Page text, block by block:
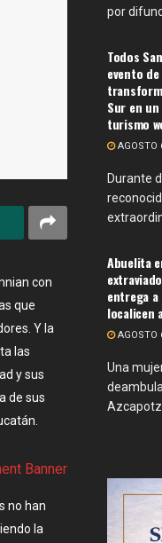
con
que
Y la
las
y sus
de sus
no han
la
por
Todos
evento
Sur en
turismo
AGOSTO
Durante
Abuelita
entrega
localicen
AGOSTO
Una